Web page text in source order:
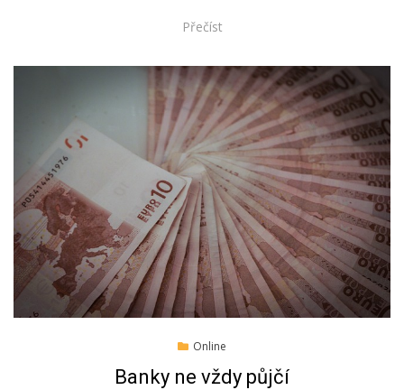
Přečíst
Posted
5.4.2019
Online
Banky ne vždy půjčí